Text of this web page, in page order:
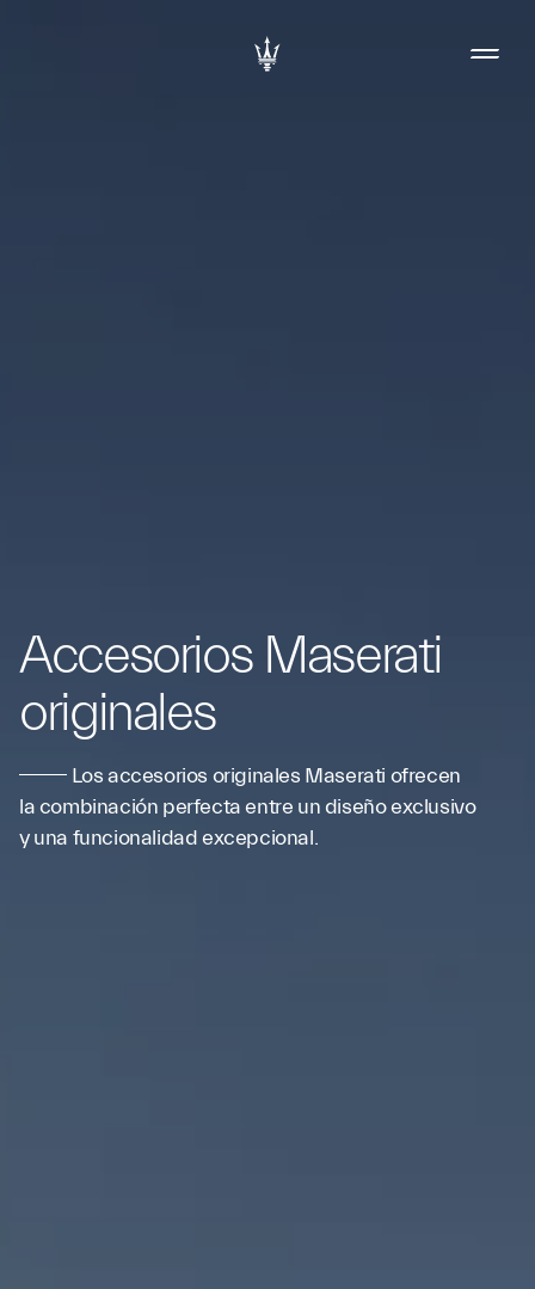
Accesorios Maserati
originales
Los accesorios originales Maserati ofrecen
la combinación perfecta entre un diseño exclusivo
y una funcionalidad excepcional.